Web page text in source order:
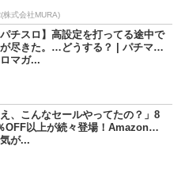
株式会社MURA)
パチスロ】高設定を打ってる途中で
尽きた。…どうする？ | パチマガ
マガ...
え、こんなセールやってたの？」8
OFF以上が続々登場！Amazonの
が...